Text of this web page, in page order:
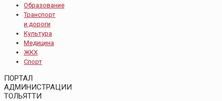
Образование
Транспорт
и дороги
Культура
Медицина
ЖКХ
Спорт
ПОРТАЛ
АДМИНИСТРАЦИИ
ТОЛЬЯТТИ